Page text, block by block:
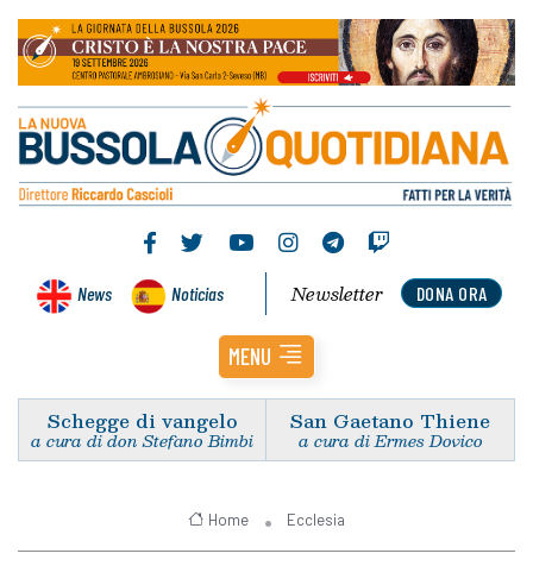
News Noticias DONA ORA
Newsletter
MENU
Schegge di vangelo
a cura di don Stefano Bimbi
San Gaetano Thiene
a cura di Ermes Dovico
Home Ecclesia